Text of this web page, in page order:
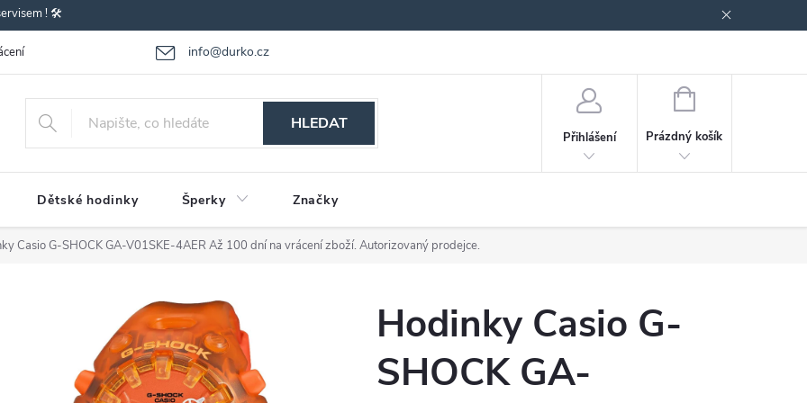
! 🛠️
info@durko.cz
- výměna zboží Reklamace zboží Obchodní podmínky
HLEDAT
Přihlášení
NÁKUPNÍ
Prázdný košík
Dětské hodinky Šperky Značky
Casio G-SHOCK GA-V01SKE-4AER Až 100 dní na vrácení zboží. Autorizovaný prodejce.
Hodinky Casio G-
SHOCK GA-